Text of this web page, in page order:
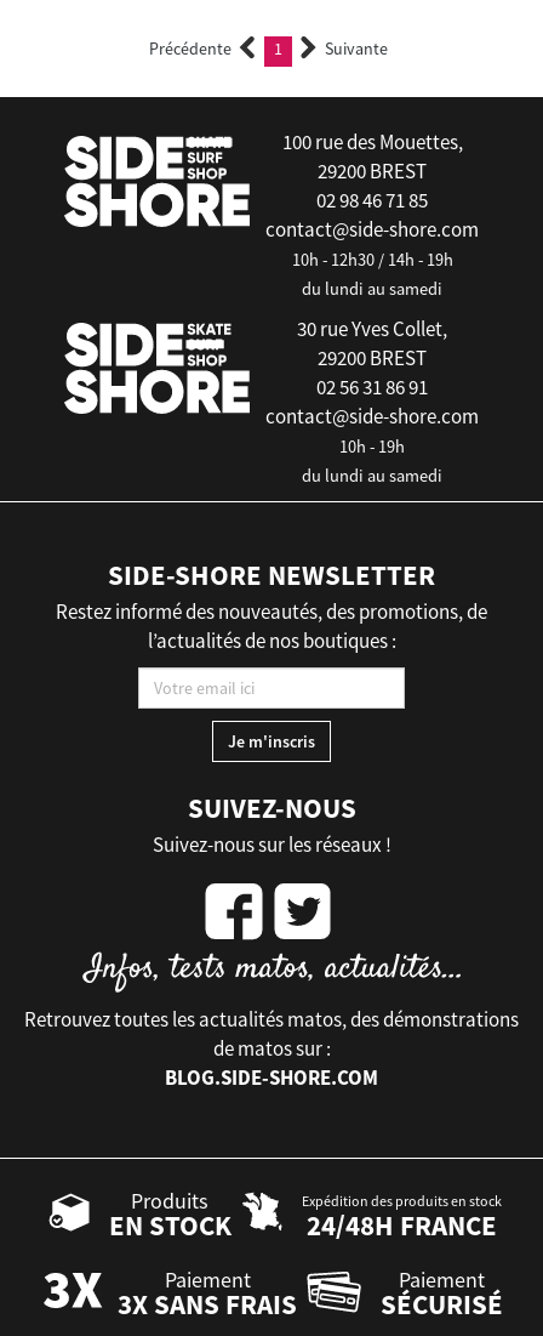
Précédente 1 (current)Suivante
100 rue des Mouettes,
29200 BREST
02 98 46 71 85
contact@side-shore.com
10h - 12h30 / 14h - 19h
du lundi au samedi
30 rue Yves Collet,
29200 BREST
02 56 31 86 91
contact@side-shore.com
10h - 19h
du lundi au samedi
SIDE-SHORE NEWSLETTER
Restez informé des nouveautés, des promotions, de
l’actualités de nos boutiques :
SUIVEZ-NOUS
Suivez-nous sur les réseaux !
Retrouvez toutes les actualités matos, des démonstrations
de matos sur :
BLOG.SIDE-SHORE.COM
Produits
EN STOCK
Expédition des produits en stock
24/48H FRANCE
Paiement
3X SANS FRAIS
Paiement
SÉCURISÉ